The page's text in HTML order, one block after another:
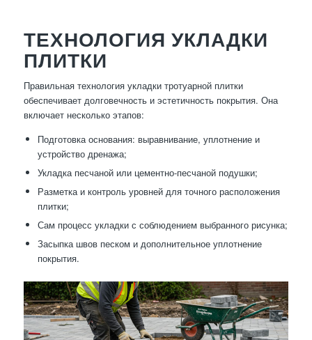
ТЕХНОЛОГИЯ УКЛАДКИ
ПЛИТКИ
Правильная технология укладки тротуарной плитки
обеспечивает долговечность и эстетичность покрытия. Она
включает несколько этапов:
Подготовка основания: выравнивание, уплотнение и
устройство дренажа;
Укладка песчаной или цементно-песчаной подушки;
Разметка и контроль уровней для точного расположения
плитки;
Сам процесс укладки с соблюдением выбранного рисунка;
Засыпка швов песком и дополнительное уплотнение
покрытия.